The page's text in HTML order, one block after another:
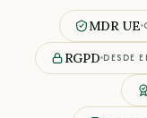
MDR UE
RGPD DESDE